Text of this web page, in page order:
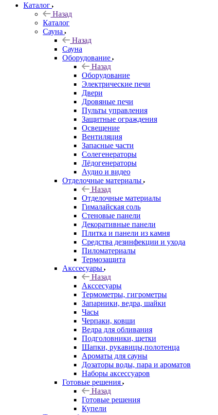
Каталог
Назад
Каталог
Сауна
Назад
Сауна
Оборудование
Назад
Оборудование
Электрические печи
Двери
Дровяные печи
Пульты управления
Защитные ограждения
Освещение
Вентиляция
Запасные части
Солегенераторы
Лёдогенераторы
Аудио и видео
Отделочные материалы
Назад
Отделочные материалы
Гималайская соль
Стеновые панели
Декоративные панели
Плитка и панели из камня
Средства дезинфекции и ухода
Пиломатериалы
Термозащита
Аксcесуары
Назад
Аксcесуары
Термометры, гигрометры
Запарники, ведра, шайки
Часы
Черпаки, ковши
Ведра для обливания
Подголовники, щетки
Шапки, рукавицы,полотенца
Ароматы для сауны
Дозаторы воды, пара и ароматов
Наборы аксессуаров
Готовые решения
Назад
Готовые решения
Купели